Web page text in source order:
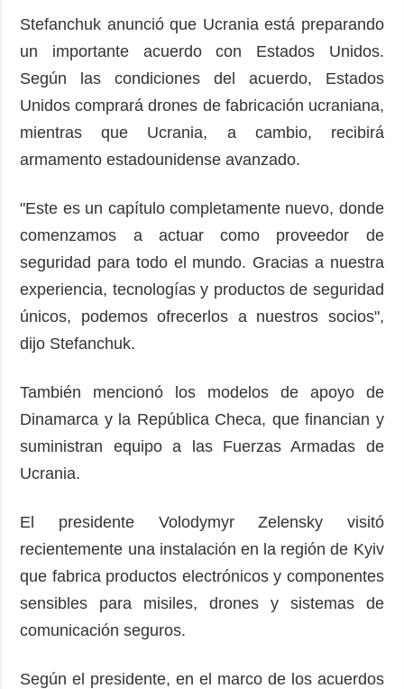
Stefanchuk anunció que Ucrania está preparando
un importante acuerdo con Estados Unidos.
Según las condiciones del acuerdo, Estados
Unidos comprará drones de fabricación ucraniana,
mientras que Ucrania, a cambio, recibirá
armamento estadounidense avanzado.
"Este es un capítulo completamente nuevo, donde
comenzamos a actuar como proveedor de
seguridad para todo el mundo. Gracias a nuestra
experiencia, tecnologías y productos de seguridad
únicos, podemos ofrecerlos a nuestros socios",
dijo Stefanchuk.
También mencionó los modelos de apoyo de
Dinamarca y la República Checa, que financian y
suministran equipo a las Fuerzas Armadas de
Ucrania.
El presidente Volodymyr Zelensky visitó
recientemente una instalación en la región de Kyiv
que fabrica productos electrónicos y componentes
sensibles para misiles, drones y sistemas de
comunicación seguros.
Según el presidente, en el marco de los acuerdos